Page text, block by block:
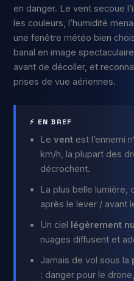
en danger. Le vent secoue
les couleurs, l’humidité
une fenêtre météo bien
banal en image
avant de décoller, et
prises de vue aériennes.
⚡ EN BREF
Levent est l’ennemi
km/h, la plupart des
décrochent.
La plus belle lumière,
après le lever / avant
Un ciel légèrement
nuages diffusent et
Jamais de vol sous la
: danger pour le